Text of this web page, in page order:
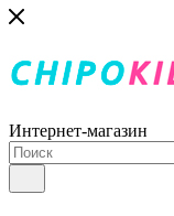
Интернет-магазин